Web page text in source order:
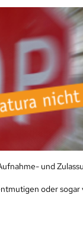
und
oder sogar